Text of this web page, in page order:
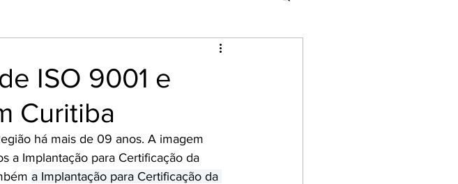
ISO 9001 e
Curitiba
há mais de 09 anos. A imagem
a Implantação para Certificação da
a Implantação para Certificação da